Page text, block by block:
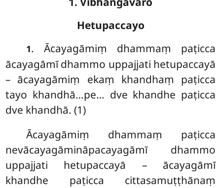
Hetupaccayo
1. Ācayagāmiṃ dhammaṃ paṭicca
ācayagāmī dhammo uppajjati hetupaccayā
– ācayagāmiṃ ekaṃ khandhaṃ paṭicca
tayo khandhā…pe… dve khandhe paṭicca
dve khandhā. (1)
Ācayagāmiṃ dhammaṃ paṭicca
nevācayagāmināpacayagāmī dhammo
uppajjati hetupaccayā – ācayagāmī
khandhe paṭicca cittasamuṭṭhānaṃ